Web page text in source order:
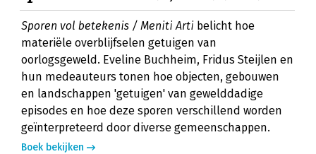
Sporen vol betekenis / Meniti Arti belicht hoe
materiële overblijfselen getuigen van
oorlogsgeweld. Eveline Buchheim, Fridus Steijlen en
hun medeauteurs tonen hoe objecten, gebouwen
en landschappen 'getuigen' van gewelddadige
episodes en hoe deze sporen verschillend worden
geïnterpreteerd door diverse gemeenschappen.
Boek bekijken